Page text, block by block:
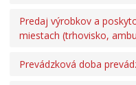
Predaj výrobkov a
miestach (trhovisko,
Prevádzková doba